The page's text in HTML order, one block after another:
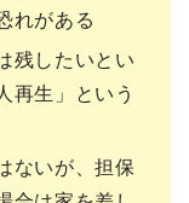
れがある
残したいとい
再生」という
ないが、担保